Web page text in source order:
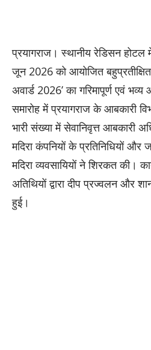
प्रयागराज। स्थानीय रेडिसन होटल में
जून 2026 को आयोजित
अवार्ड 2026’ का गरिमापूर्ण एवं
समारोह में प्रयागराज के आबकारी
भारी संख्या में सेवानिवृत्त आबकारी
मदिरा कंपनियों के प्रतिनिधियों
मदिरा व्यवसायियों ने शिरकत की।
अतिथियों द्वारा दीप प्रज्वलन और
हुई।